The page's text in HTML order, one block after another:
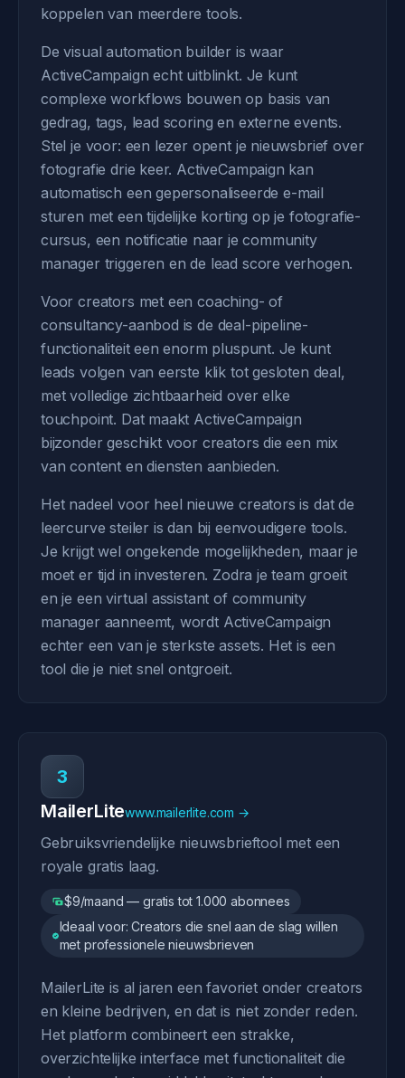
koppelen van meerdere tools.
De visual automation builder is waar
ActiveCampaign echt uitblinkt. Je kunt
complexe workflows bouwen op basis van
gedrag, tags, lead scoring en externe events.
Stel je voor: een lezer opent je nieuwsbrief over
fotografie drie keer. ActiveCampaign kan
automatisch een gepersonaliseerde e-mail
sturen met een tijdelijke korting op je fotografie-
cursus, een notificatie naar je community
manager triggeren en de lead score verhogen.
Voor creators met een coaching- of
consultancy-aanbod is de deal-pipeline-
functionaliteit een enorm pluspunt. Je kunt
leads volgen van eerste klik tot gesloten deal,
met volledige zichtbaarheid over elke
touchpoint. Dat maakt ActiveCampaign
bijzonder geschikt voor creators die een mix
van content en diensten aanbieden.
Het nadeel voor heel nieuwe creators is dat de
leercurve steiler is dan bij eenvoudigere tools.
Je krijgt wel ongekende mogelijkheden, maar je
moet er tijd in investeren. Zodra je team groeit
en je een virtual assistant of community
manager aanneemt, wordt ActiveCampaign
echter een van je sterkste assets. Het is een
tool die je niet snel ontgroeit.
3
MailerLitewww.mailerlite.com →
Gebruiksvriendelijke nieuwsbrieftool met een
royale gratis laag.
$9/maand — gratis tot 1.000 abonnees
Ideaal voor: Creators die snel aan de slag willen
met professionele nieuwsbrieven
MailerLite is al jaren een favoriet onder creators
en kleine bedrijven, en dat is niet zonder reden.
Het platform combineert een strakke,
overzichtelijke interface met functionaliteit die